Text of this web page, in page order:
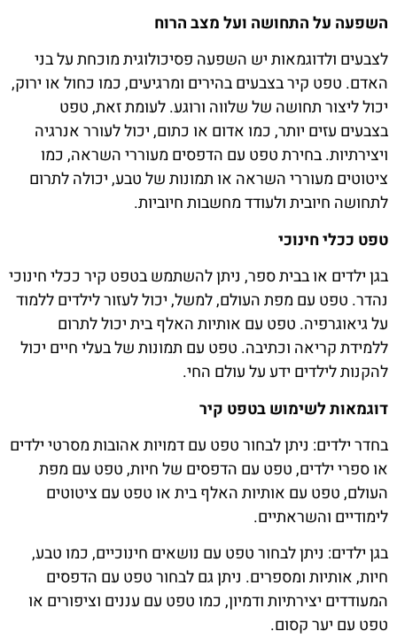
השפעה על התחושה ועל מצב הרוח
לצבעים ולדוגמאות יש השפעה פסיכולוגית מוכחת על בני
האדם. טפט קיר בצבעים בהירים ומרגיעים, כמו כחול או ירוק,
יכול ליצור תחושה של שלווה ורוגע. לעומת זאת, טפט
בצבעים עזים יותר, כמו אדום או כתום, יכול לעורר אנרגיה
ויצירתיות. בחירת טפט עם הדפסים מעוררי השראה, כמו
ציטוטים מעוררי השראה או תמונות של טבע, יכולה לתרום
לתחושה חיובית ולעודד מחשבות חיוביות.
טפט ככלי חינוכי
בגן ילדים או בבית ספר, ניתן להשתמש בטפט קיר ככלי חינוכי
נהדר. טפט עם מפת העולם, למשל, יכול לעזור לילדים ללמוד
על גיאוגרפיה. טפט עם אותיות האלף בית יכול לתרום
ללמידת קריאה וכתיבה. טפט עם תמונות של בעלי חיים יכול
להקנות לילדים ידע על עולם החי.
דוגמאות לשימוש בטפט קיר
בחדר ילדים: ניתן לבחור טפט עם דמויות אהובות מסרטי ילדים
או ספרי ילדים, טפט עם הדפסים של חיות, טפט עם מפת
העולם, טפט עם אותיות האלף בית או טפט עם ציטוטים
לימודיים והשראתיים.
בגן ילדים: ניתן לבחור טפט עם נושאים חינוכיים, כמו טבע,
חיות, אותיות ומספרים. ניתן גם לבחור טפט עם הדפסים
המעודדים יצירתיות ודמיון, כמו טפט עם עננים וציפורים או
טפט עם יער קסום.